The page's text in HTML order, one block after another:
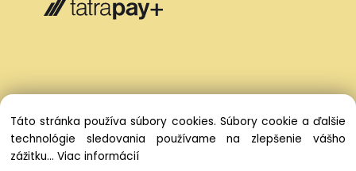
Táto stránka používa súbory cookies. Súbory cookie a ďalšie
technológie sledovania používame na zlepšenie vášho
zážitku... Viac informácií